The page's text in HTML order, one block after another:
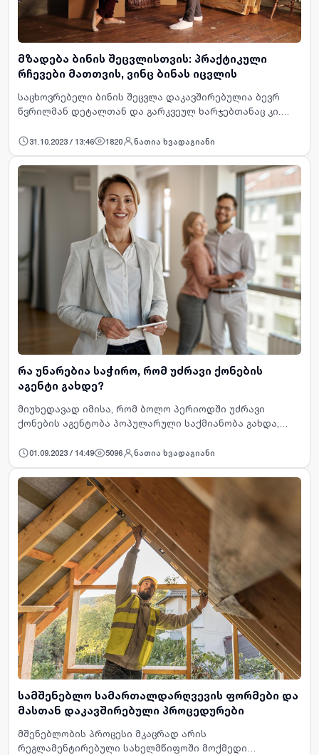
მზადება ბინის შეცვლისთვის: პრაქტიკული
რჩევები მათთვის, ვინც ბინას იცვლის
საცხოვრებელი ბინის შეცვლა დაკავშირებულია ბევრ
წვრილმან დეტალთან და გარკვეულ ხარჯებთანაც კი.
შეცვალოთ, მნიშვნელოვანია, რომ მათი
ტრანსპორტირე…
31.10.2023 / 13:46 1820 ნათია ხვადაგიანი
რა უნარებია საჭირო, რომ უძრავი ქონების
აგენტი გახდე?
მიუხედავად იმისა, რომ ბოლო პერიოდში უძრავი
ქონების აგენტობა პოპულარული საქმიანობა გახდა,
იხვეწება. ადამიანები თავის უძრავ ქონებას სამარ…
01.09.2023 / 14:49 5096 ნათია ხვადაგიანი
სამშენებლო სამართალდარღვევის ფორმები და
მასთან დაკავშირებული პროცედურები
მშენებლობის პროცესი მკაცრად არის
რეგლამენტირებული სახელმწიფოში მოქმედი